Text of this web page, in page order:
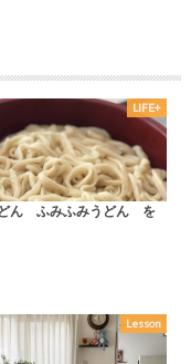
LIFE+
ん ふみふみうどん を
Lesson